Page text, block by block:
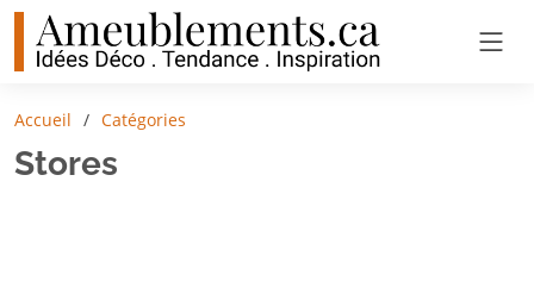
Accueil Catégories
Stores